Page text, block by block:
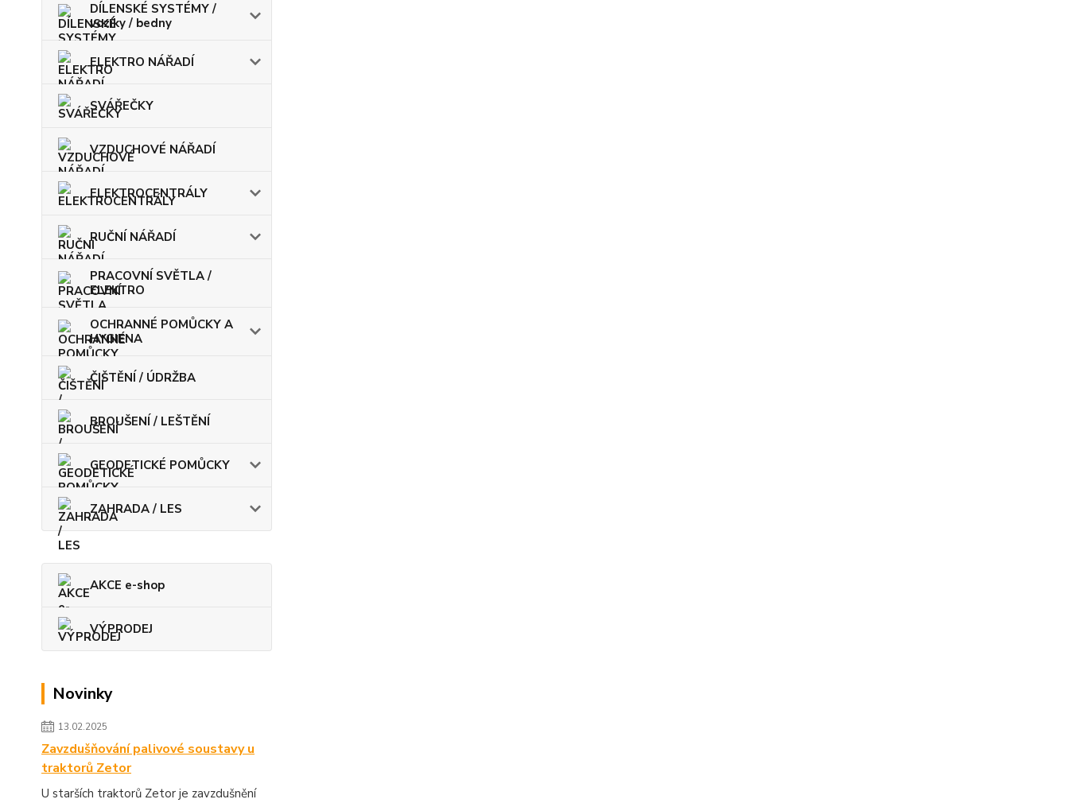
DÍLENSKÉ SYSTÉMY /
vozíky / bedny
ELEKTRO NÁŘADÍ
SVÁŘEČKY
VZDUCHOVÉ NÁŘADÍ
ELEKTROCENTRÁLY
RUČNÍ NÁŘADÍ
PRACOVNÍ SVĚTLA /
ELEKTRO
OCHRANNÉ POMŮCKY A
HYGIENA
ČIŠTĚNÍ / ÚDRŽBA
BROUŠENÍ / LEŠTĚNÍ
GEODETICKÉ POMŮCKY
ZAHRADA / LES
AKCE e-shop
VÝPRODEJ
Novinky
13.02.2025
Zavzdušňování palivové soustavy u
traktorů Zetor
U starších traktorů Zetor je zavzdušnění